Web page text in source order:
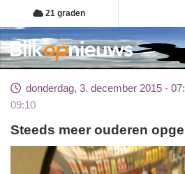
Overslaan
en
naar
de
gaan
21 graden
donderdag, 3. december 2015 -
09:10
Steeds meer ouderen